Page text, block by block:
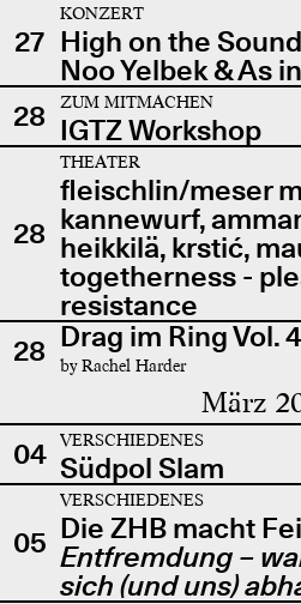
27
KONZERT
High on the
Noo Yelbek & As
28
ZUM MITMACHEN
IGTZ Workshop
28
THEATER
fleischlin/meser
kannewurf,
heikkilä, krstić,
togetherness -
resistance
28 Drag im Ring Vol. 4
by Rachel Harder
März
04 VERSCHIEDENES
Südpol Slam
05
VERSCHIEDENES
Die ZHB macht
Entfremdung –
sich (und uns)